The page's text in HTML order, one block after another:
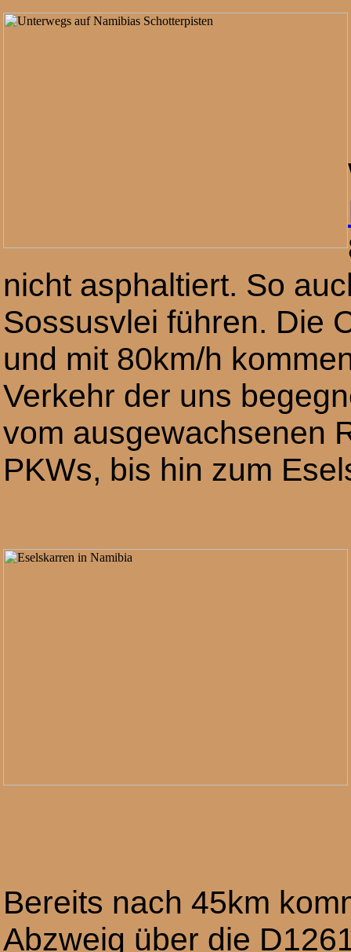
nicht asphaltiert. So
Sossusvlei führen. Die
und mit 80km/h
Verkehr der uns
vom ausgewachsenen
PKWs, bis hin zum
Bereits nach 45km
Abzweig über die